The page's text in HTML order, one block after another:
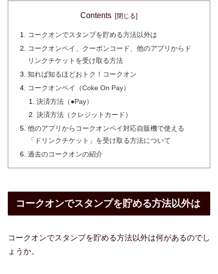
Contents
コークオンでスタンプを貯める方法以外は
コークオンペイ、クーポンコード、他のアプリからド
リンクチケットを受け取る方法
知れば知るほどおトク！コークオン
コークオンペイ（Coke On Pay）
決済方法（●Pay）
決済方法（クレジットカード）
他のアプリからコークオンペイ対応自販機で使える
「ドリンクチケット」を受け取る方法について
過去のコークオンの紹介
コークオンでスタンプを貯める方法以外は
コークオンでスタンプを貯める方法以外は何があるのでし
ょうか。